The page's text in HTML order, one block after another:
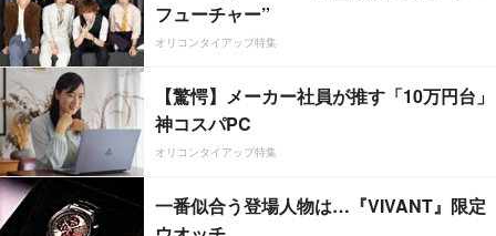
フューチャー”
オリコンタイアップ特集
【驚愕】メーカー社員が推す「10万円台」
神コスパPC
オリコンタイアップ特集
一番似合う登場人物は…『VIVANT』限定